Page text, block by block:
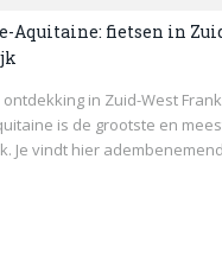
Aquitaine: fietsen in
in Zuid-West
is de grootste en
Je vindt hier